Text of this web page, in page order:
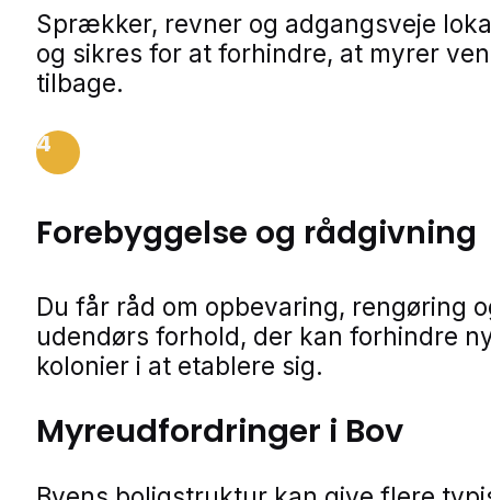
Sprækker, revner og adgangsveje
og sikres for at forhindre, at myrer
tilbage.
4
Forebyggelse og rådgivning
Du får råd om opbevaring, rengøring
udendørs forhold, der kan forhindre
kolonier i at etablere sig.
Myreudfordringer i Bov